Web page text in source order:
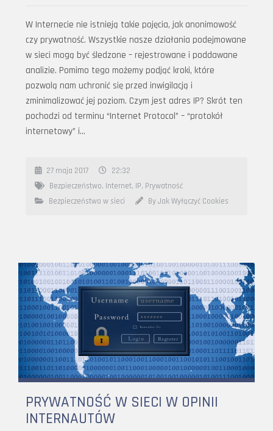
W Internecie nie istnieją takie pojęcia, jak anonimowość
czy prywatność. Wszystkie nasze działania podejmowane
w sieci mogą być śledzone – rejestrowane i poddawane
analizie. Pomimo tego możemy podjąć kroki, które
pozwolą nam uchronić się przed inwigilacją i
zminimalizować jej poziom. Czym jest adres IP? Skrót ten
pochodzi od terminu “Internet Protocol” – “protokół
internetowy” i…
27 maja 2017
22:32
Bezpieczeństwo, Internet, IP, Prywatność
Bezpieczeństwo w sieci
By Jak Wyłączyć Cookies
PRYWATNOŚĆ W SIECI W OPINII
INTERNAUTÓW